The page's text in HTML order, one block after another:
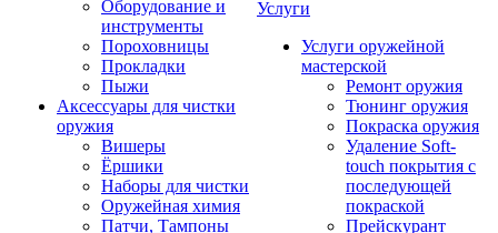
Оборудование и
инструменты
Пороховницы
Прокладки
Пыжи
Аксессуары для чистки
оружия
Вишеры
Ёршики
Наборы для чистки
Оружейная химия
Патчи, Тампоны
Услуги
Услуги оружейной
мастерской
Ремонт оружия
Тюнинг оружия
Покраска оружия
Удаление Soft-
touch покрытия с
последующей
покраской
Прейскурант